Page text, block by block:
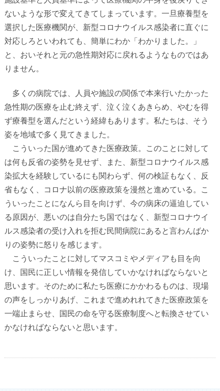
ないような形で変えてきてしまっています。一旦療養型を
選択した医療機関が、新型コロナウイルス感染者に直ぐに
対応しろといわれても、簡単にわか「わかりました。」
と、おいそれと元の急性期対応に戻れるようなものではあ
りません。
多くの病院では、人員や施設の関係で本来行いたかった
急性期の医療を止む終えず、泣く泣くあきらめ、やむを得
ず療養型を選んだという経緯もあります。私たちは、そう
姿を地域で多く見てきました。
こういった国が進めてきた医療政策。このことに対して
は何も反省の姿勢を見せず、また、新型コロナウイルス感
染拡大を経験しているにも関わらず、何の検証もなく、反
省もなく、コロナ以前の医療政策を漫然と進めている。こ
ういったことになんら目を向けず、今の病床の逼迫してい
る原因が、悪いのは自分たち国ではなく、新型コロナウイ
ルス感染者の受け入れを拒む民間病院にあると言わんばか
りの姿勢に怒りを感じます。
こういったことに対してマスコミやメディアも目を向
け、国民に正しい情報を発信していかなければならないと
思います。そのために私たち医療にかかわるものは、現場
の声をしっかりあげ、これまで進めれれてきた医療政策を
一端止まらせ、国民の命を守る医療制度へと転換させてい
かなければならないと思います。